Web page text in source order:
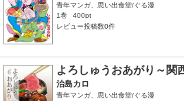
青年マンガ、思い出食堂/ぐる漫
1巻
400pt
レビュー投稿数0件
よろしゅうおあがり～関
治島カロ
青年マンガ、思い出食堂/ぐる漫